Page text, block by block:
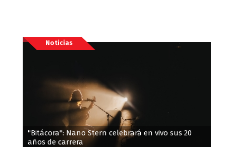
Noticias
''Bitácora'': Nano Stern celebrará en vivo sus 20
años de carrera